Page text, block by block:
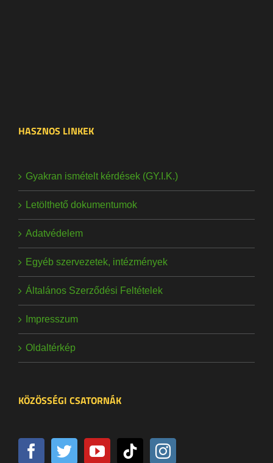
HASZNOS LINKEK
Gyakran ismételt kérdések (GY.I.K.)
Letölthető dokumentumok
Adatvédelem
Egyéb szervezetek, intézmények
Általános Szerződési Feltételek
Impresszum
Oldaltérkép
KÖZÖSSÉGI CSATORNÁK